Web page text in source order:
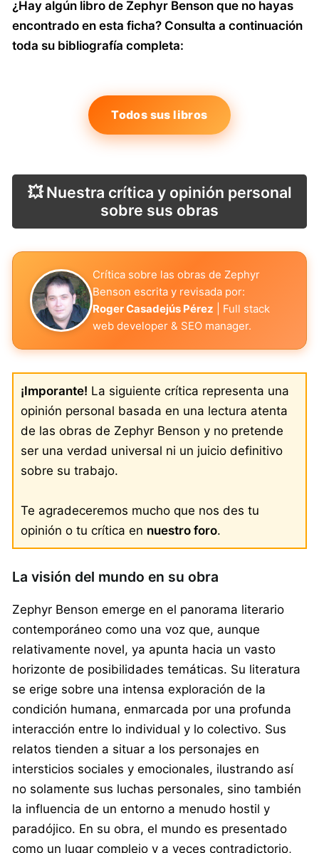
¿Hay algún libro de Zephyr Benson que no hayas
encontrado en esta ficha? Consulta a continuación
toda su bibliografía completa:
Todos sus libros
💥 Nuestra crítica y opinión personal
sobre sus obras
Crítica sobre las obras de Zephyr
Benson escrita y revisada por:
Roger Casadejús Pérez
| Full stack
web developer & SEO manager.
¡Imporante! La siguiente crítica representa una
opinión personal basada en una lectura atenta
de las obras de Zephyr Benson y no pretende
ser una verdad universal ni un juicio definitivo
sobre su trabajo.
Te agradeceremos mucho que nos des tu
opinión o tu crítica en nuestro foro.
La visión del mundo en su obra
Zephyr Benson emerge en el panorama literario
contemporáneo como una voz que, aunque
relativamente novel, ya apunta hacia un vasto
horizonte de posibilidades temáticas. Su literatura
se erige sobre una intensa exploración de la
condición humana, enmarcada por una profunda
interacción entre lo individual y lo colectivo. Sus
relatos tienden a situar a los personajes en
intersticios sociales y emocionales, ilustrando así
no solamente sus luchas personales, sino también
la influencia de un entorno a menudo hostil y
paradójico. En su obra, el mundo es presentado
como un lugar complejo y a veces contradictorio,